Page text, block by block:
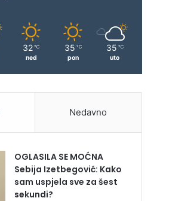
32 ℃
ned
35 ℃
pon
35 ℃
uto
Nedavno
OGLASILA SE MOĆNA
Sebija Izetbegović: Kako
sam uspjela sve za šest
sekundi?